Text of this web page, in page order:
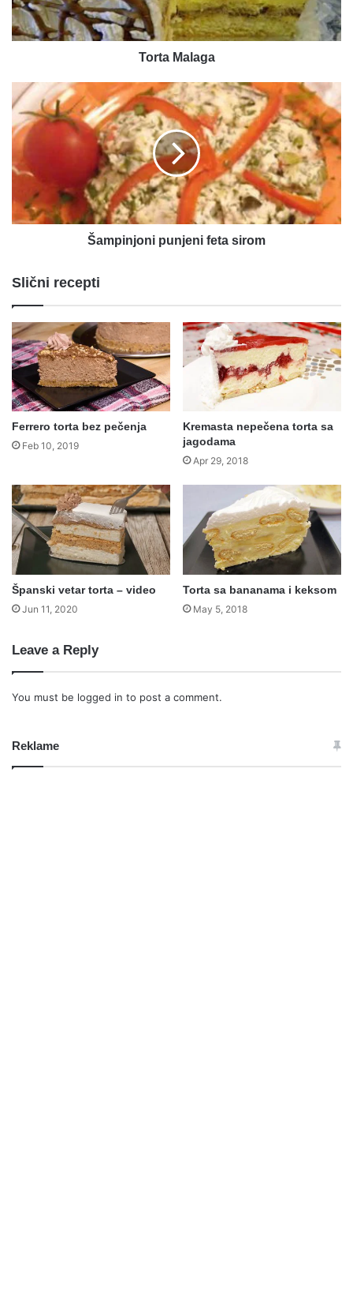
Torta Malaga
Šampinjoni
punjeni
feta
sirom
Šampinjoni punjeni feta sirom
Slični recepti
Ferrero torta bez pečenja
Feb 10, 2019
Kremasta nepečena torta sa
jagodama
Apr 29, 2018
Španski vetar torta – video
Jun 11, 2020
Torta sa bananama i keksom
May 5, 2018
Leave a Reply
You must be logged in to post a comment.
Reklame